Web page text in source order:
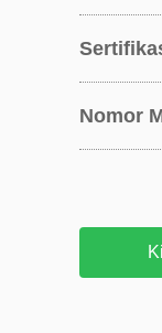
Nomor